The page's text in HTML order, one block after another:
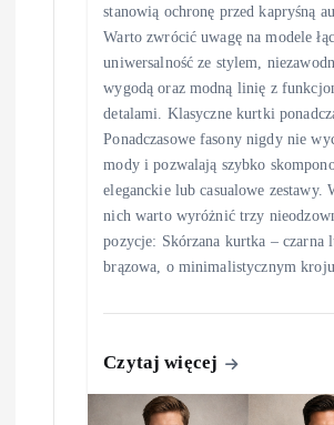
stanowią ochronę przed kapryśną
Warto zwrócić uwagę na modele
uniwersalność ze stylem,
wygodą oraz modną linię z
detalami. Klasyczne kurtki
Ponadczasowe fasony nigdy nie
mody i pozwalają szybko
eleganckie lub casualowe zestawy.
nich warto wyróżnić trzy
pozycje: Skórzana kurtka – czarna
brązowa, o minimalistycznym
Czytaj więcej